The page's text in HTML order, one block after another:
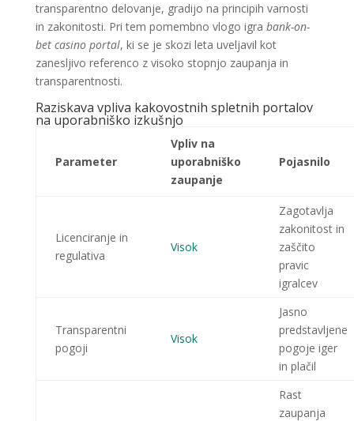
transparentno delovanje, gradijo na principih varnosti
in zakonitosti. Pri tem pomembno vlogo igra bank-on-
bet casino portal, ki se je skozi leta uveljavil kot
zanesljivo referenco z visoko stopnjo zaupanja in
transparentnosti.
Raziskava vpliva kakovostnih spletnih portalov
na uporabniško izkušnjo
Parameter
Vpliv na
uporabniško
zaupanje
Pojasnilo
Licenciranje in
regulativa
Visok
Zagotavlja
zakonitost in
zaščito
pravic
igralcev
Transparentni
pogoji
Visok
Jasno
predstavljene
pogoje iger
in plačil
Rast
zaupanja